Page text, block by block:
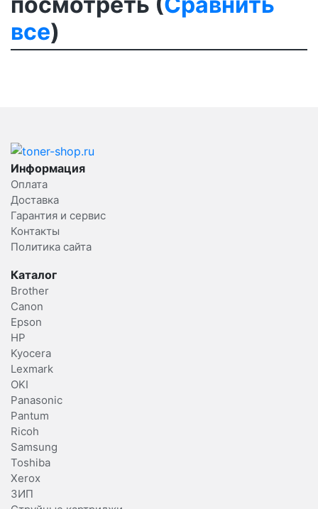
все)
Информация
Оплата
Доставка
Гарантия и сервис
Контакты
Политика сайта
Каталог
Brother
Canon
Epson
HP
Kyocera
Lexmark
OKI
Panasonic
Pantum
Ricoh
Samsung
Toshiba
Xerox
ЗИП